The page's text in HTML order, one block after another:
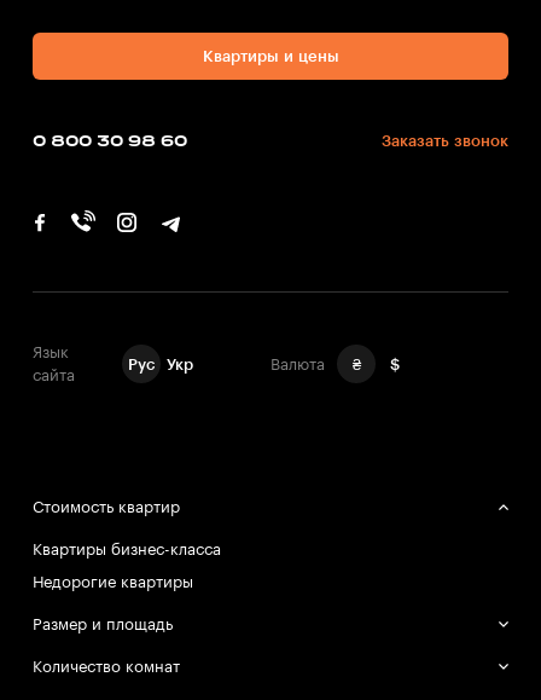
Квартиры и цены
0 800 30 98 60 Заказать звонок
Язык
сайта
Рус Укр Валюта ₴ $
Стоимость квартир
Квартиры бизнес-класса
Недорогие квартиры
Размер и площадь
Большие квартиры
Количество комнат